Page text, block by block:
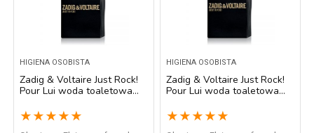
HIGIENA OSOBISTA
Zadig & Voltaire Just Rock!
Pour Lui woda toaletowa
★ ★ ★ ★ ★
HIGIENA OSOBISTA
Zadig & Voltaire Just Rock!
Pour Lui woda toaletowa
★ ★ ★ ★ ★